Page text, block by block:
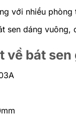
với nhiều
sen dáng
về bát